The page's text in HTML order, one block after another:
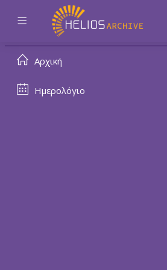
Πλευρικός πίνακας
Αρχική
Ημερολόγιο